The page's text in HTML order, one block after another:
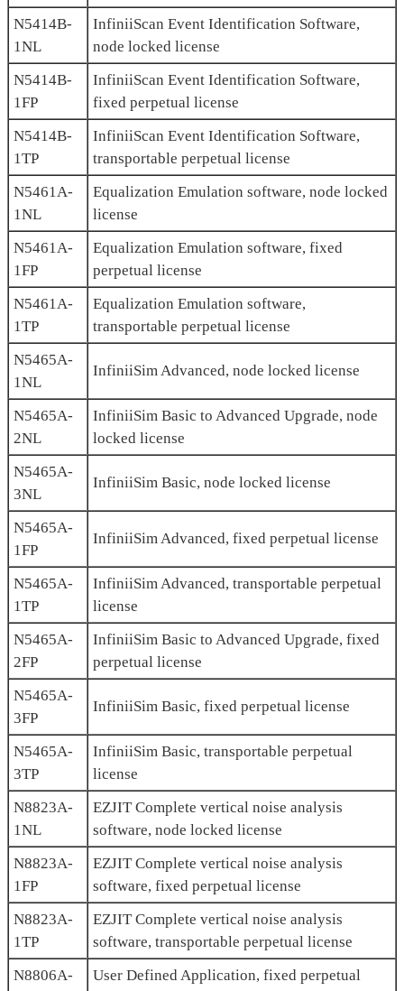
N5414B-
1NL
InfiniiScan Event Identification Software,
node locked license
N5414B-
1FP
InfiniiScan Event Identification Software,
fixed perpetual license
N5414B-
1TP
InfiniiScan Event Identification Software,
transportable perpetual license
N5461A-
1NL
Equalization Emulation software, node locked
license
N5461A-
1FP
Equalization Emulation software, fixed
perpetual license
N5461A-
1TP
Equalization Emulation software,
transportable perpetual license
N5465A-
1NL
InfiniiSim Advanced, node locked license
N5465A-
2NL
InfiniiSim Basic to Advanced Upgrade, node
locked license
N5465A-
3NL
InfiniiSim Basic, node locked license
N5465A-
1FP
InfiniiSim Advanced, fixed perpetual license
N5465A-
1TP
InfiniiSim Advanced, transportable perpetual
license
N5465A-
2FP
InfiniiSim Basic to Advanced Upgrade, fixed
perpetual license
N5465A-
3FP
InfiniiSim Basic, fixed perpetual license
N5465A-
3TP
InfiniiSim Basic, transportable perpetual
license
N8823A-
1NL
EZJIT Complete vertical noise analysis
software, node locked license
N8823A-
1FP
EZJIT Complete vertical noise analysis
software, fixed perpetual license
N8823A-
1TP
EZJIT Complete vertical noise analysis
software, transportable perpetual license
N8806A-
User Defined Application, fixed perpetual